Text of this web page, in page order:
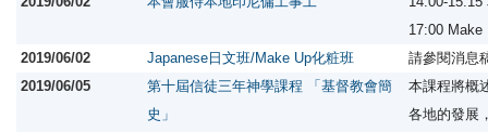
17:00
2019/06/02
Japanese日文班/Make Up化粧班
請參閱消息
2019/06/05
第十屆信徒三年神學課程 「基督教會簡
史」
本課程將概
各地的發展